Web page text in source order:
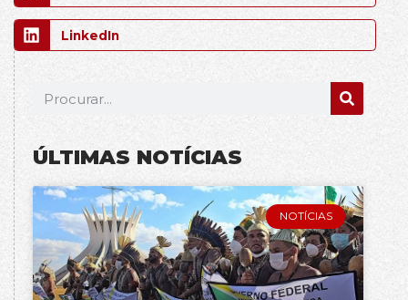
LinkedIn
ÚLTIMAS NOTÍCIAS
NOTÍCIAS